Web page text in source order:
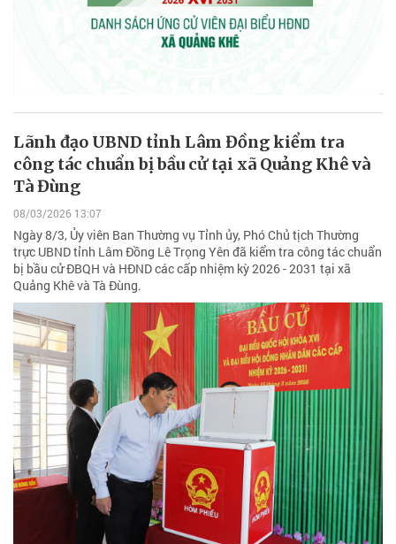
Lãnh đạo UBND tỉnh Lâm Đồng kiểm tra
công tác chuẩn bị bầu cử tại xã Quảng Khê và
Tà Đùng
08/03/2026 13:07
Ngày 8/3, Ủy viên Ban Thường vụ Tỉnh ủy, Phó Chủ tịch Thường
trực UBND tỉnh Lâm Đồng Lê Trọng Yên đã kiểm tra công tác chuẩn
bị bầu cử ĐBQH và HĐND các cấp nhiệm kỳ 2026 - 2031 tại xã
Quảng Khê và Tà Đùng.